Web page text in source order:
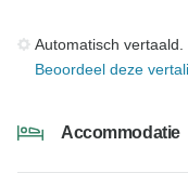
Automatisch vertaald.
Beoordeel deze
Accommodatie